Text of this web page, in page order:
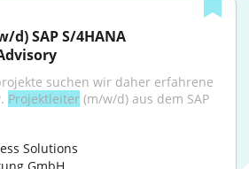
SAP S/4HANA
suchen wir daher erfahrene
Projektleiter (m/w/d) aus dem SAP
Solutions